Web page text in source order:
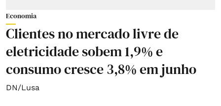
Economia
Clientes no mercado livre de
eletricidade sobem 1,9% e
consumo cresce 3,8% em junho
DN/Lusa